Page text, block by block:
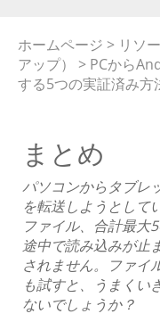
ホームページ > リソ
アップ）
> PCから
する5つの実証済み方
まとめ
パソコンからタブレ
を転送しようとして
ファイル、合計最大
途中で読み込みが止
されません。ファイ
も試すと、うまくい
ないでしょうか？